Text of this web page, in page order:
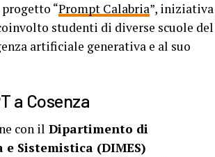
“Prompt Calabria”, iniziativa
studenti di diverse scuole del
artificiale generativa e al suo
a Cosenza
con il Dipartimento di
Sistemistica (DIMES)